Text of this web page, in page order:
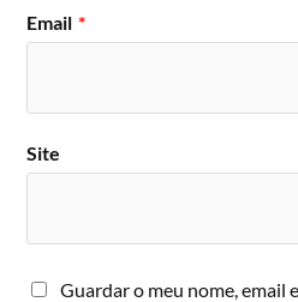
Email *
Site
Guardar o meu nome, email